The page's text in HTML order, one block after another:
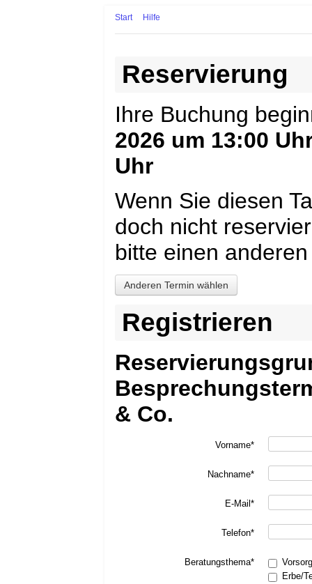
Start Hilfe
Reservierung
Ihre Buchung
2026 um 13:00
Uhr
Wenn Sie diesen
doch nicht
bitte einen
Registrieren
& Co.
Vorname*
Nachname*
E-Mail*
Telefon*
Beratungsthema*
Erbe/